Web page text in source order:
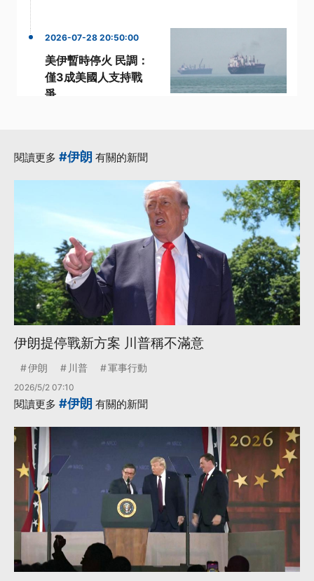
2026-07-28 20:50:00
美伊暫時停火 民調：
僅3成美國人支持戰
爭
閱讀更多 #伊朗 有關的新聞
伊朗提停戰新方案 川普稱不滿意
伊朗 川普 軍事行動
2026/5/2 07:10
閱讀更多 #伊朗 有關的新聞